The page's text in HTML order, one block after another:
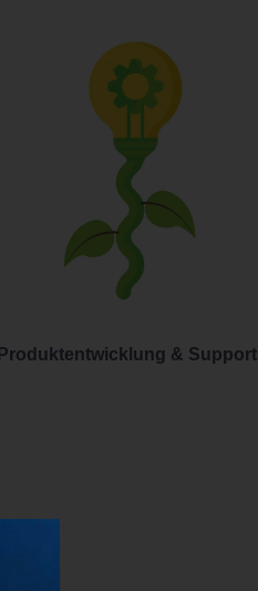
Produktentwicklung & Support